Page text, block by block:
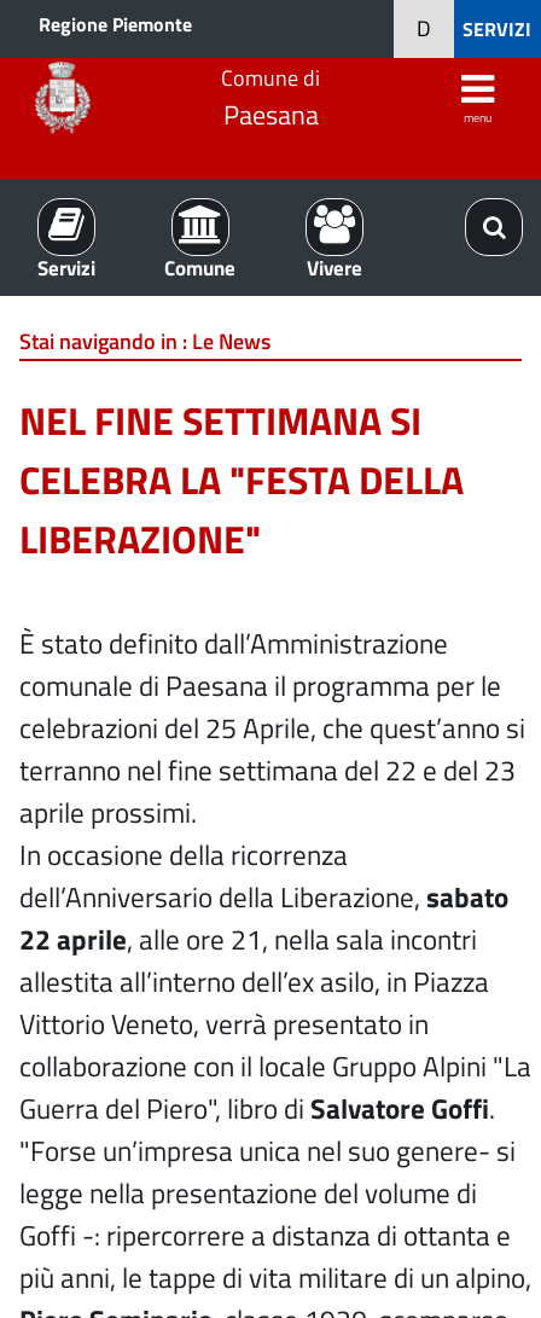
Regione Piemonte SERVIZI
D
Comune di
Paesana menu
Servizi Comune Vivere
Stai navigando in :Le News
NEL FINE SETTIMANA SI
CELEBRA LA "FESTA DELLA
LIBERAZIONE"
È stato definito dall’Amministrazione
comunale di Paesana il programma per le
celebrazioni del 25 Aprile, che quest’anno si
terranno nel fine settimana del 22 e del 23
aprile prossimi.
In occasione della ricorrenza
dell’Anniversario della Liberazione,sabato
22 aprile, alle ore 21, nella sala incontri
allestita all’interno dell’ex asilo, in Piazza
Vittorio Veneto, verrà presentato in
collaborazione con il locale Gruppo Alpini "La
Guerra del Piero", libro diSalvatore Goffi.
"Forse un’impresa unica nel suo genere- si
legge nella presentazione del volume di
Goffi -: ripercorrere a distanza di ottanta e
più anni, le tappe di vita militare di un alpino,